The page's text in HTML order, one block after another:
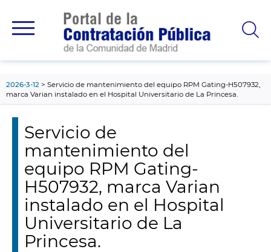
principal
2026-3-12
Servicio de mantenimiento del equipo RPM Gating-H507932,
marca Varian instalado en el Hospital Universitario de La Princesa.
Servicio de
mantenimiento del
equipo RPM Gating-
H507932, marca Varian
instalado en el Hospital
Universitario de La
Princesa.